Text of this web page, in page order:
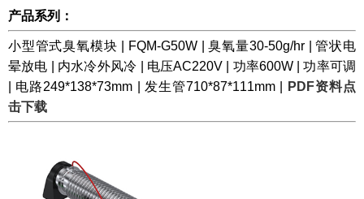
产品系列：
小型管式臭氧模块 | FQM-G50W | 臭氧量30-50g/hr | 管状电
晕放电 | 内水冷外风冷 | 电压AC220V | 功率600W | 功率可调
| 电路249*138*73mm | 发生管710*87*111mm |
PDF资料点
击下载